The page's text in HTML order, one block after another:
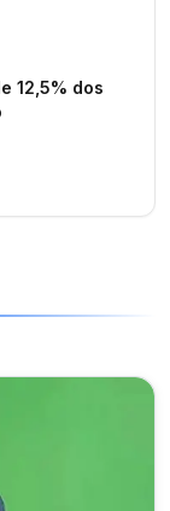
12,5% dos